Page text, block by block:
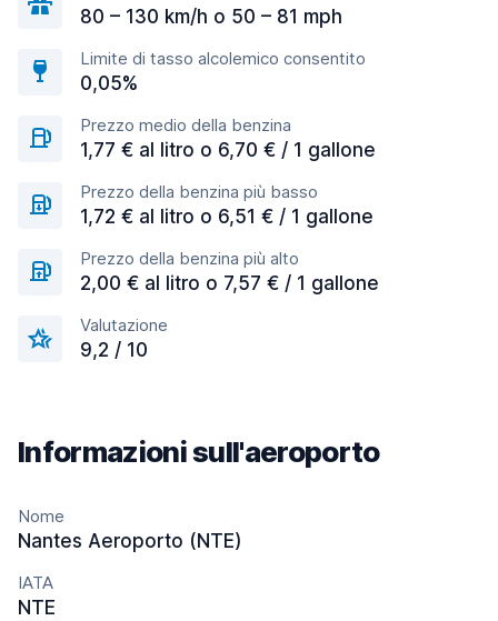
80 – 130 km/h o 50 – 81 mph
Limite di tasso alcolemico consentito
0,05%
Prezzo medio della benzina
1,77 € al litro o 6,70 € / 1 gallone
Prezzo della benzina più basso
1,72 € al litro o 6,51 € / 1 gallone
Prezzo della benzina più alto
2,00 € al litro o 7,57 € / 1 gallone
Valutazione
9,2 / 10
Informazioni sull'aeroporto
Nome
Nantes Aeroporto (NTE)
IATA
NTE